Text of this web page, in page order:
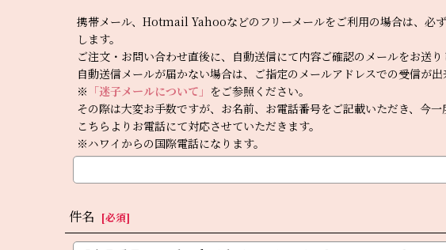
携帯メール、Hotmail Yahooなどのフリーメールをご利用の場合は、必
します。
ご注文・お問い合わせ直後に、自動送信にて内容ご確認のメールをお送り
自動送信メールが届かない場合は、ご指定のメールアドレスでの受信が出
※ 「迷子メールについて」 をご参照ください。
その際は大変お手数ですが、お名前、お電話番号をご記載いただき、今一
こちらよりお電話にて対応させていただきます。
※ハワイからの国際電話になります。
件名 [必須]